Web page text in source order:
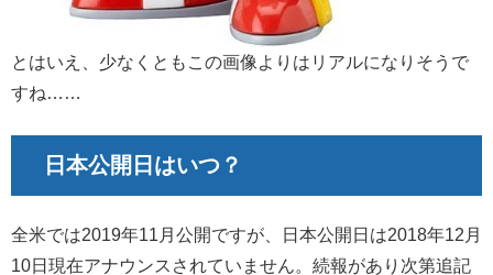
とはいえ、少なくともこの画像よりはリアルになりそうで
すね……
日本公開日はいつ？
全米では2019年11月公開ですが、日本公開日は2018年12月
10日現在アナウンスされていません。続報があり次第追記